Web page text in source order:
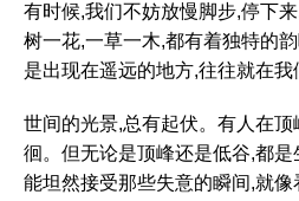
有时候,我们不妨放慢脚步,停下
树一花,一草一木,都有着独特的
是出现在遥远的地方,往往就在我
世间的光景,总有起伏。有人在
徊。但无论是顶峰还是低谷,都
能坦然接受那些失意的瞬间,就